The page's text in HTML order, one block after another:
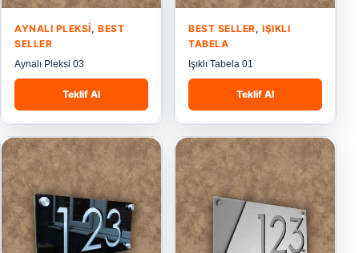
AYNALI PLEKSI,BEST
SELLER
Aynalı Pleksi 03
Teklif Al
BEST SELLER,IŞIKLI
TABELA
Işıklı Tabela 01
Teklif Al